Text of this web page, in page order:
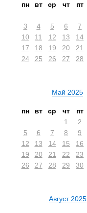
пн вт ср чт пт
3
4 5 6 7
10
11 12 13 14
17
18 19 20 21
24
25 26 27 28
Май 2025
пн вт ср чт пт
1
2
5
6 7 8 9
12
13 14 15 16
19
20 21 22 23
26
27 28 29 30
Август 2025